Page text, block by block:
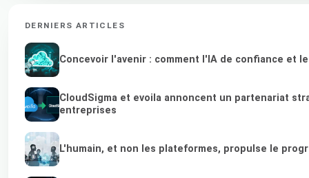
DERNIERS ARTICLES
Concevoir l'avenir : comment l'IA de confiance et
CloudSigma et evoila annoncent un partenariat
entreprises
L'humain, et non les plateformes, propulse le